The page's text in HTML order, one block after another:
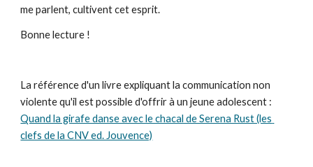
me parlent, cultivent cet esprit.
Bonne lecture !
La référence d'un livre expliquant la communication non
Quand la girafe danse avec le chacal de Serena Rust (les
clefs de la CNV ed. Jouvence)